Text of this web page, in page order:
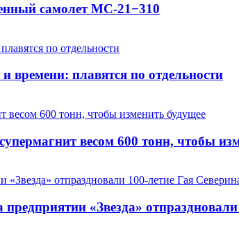
самолет МС-21−310
времени: плавятся по отдельности
весом 600 тонн, чтобы
«Звезда»